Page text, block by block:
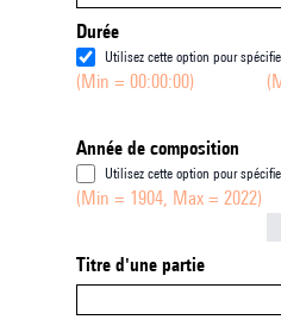
Durée
Utilisez cette option pour
(Min = 00:00:00)
Année de composition
Utilisez cette option pour
(Min = 1904, Max = 2022)
Titre d'une partie